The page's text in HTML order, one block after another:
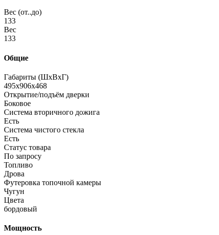
Вес (от..до)
133
Вес
133
Общие
Габариты (ШхВхГ)
495x906x468
Открытие/подъём дверки
Боковое
Система вторичного дожига
Есть
Система чистого стекла
Есть
Статус товара
По запросу
Топливо
Дрова
Футеровка топочной камеры
Чугун
Цвета
бордовый
Мощность